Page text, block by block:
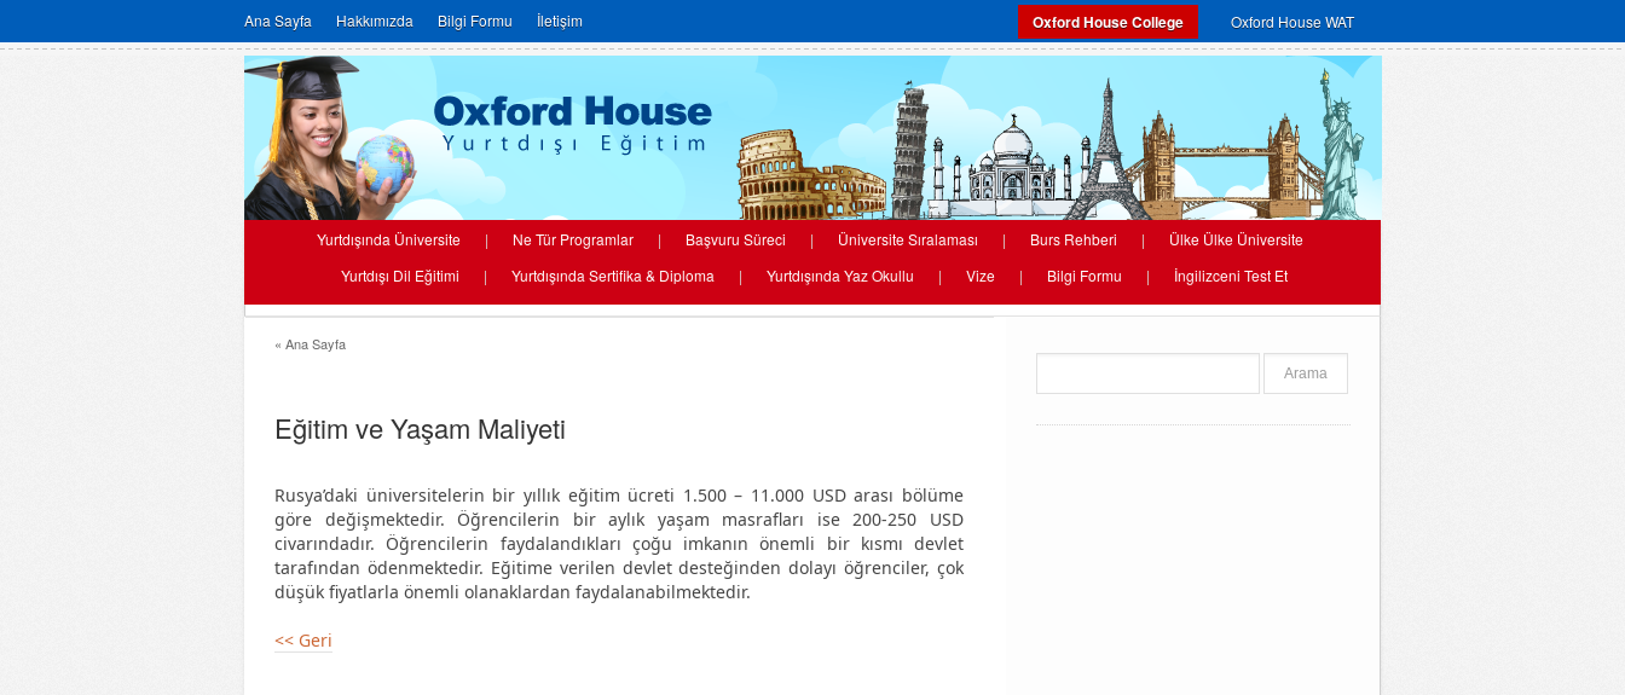
Ana Sayfa Hakkımızda Bilgi Formu İletişim Oxford House College Oxford House WAT
Yurtdışında Üniversite | Ne Tür Programlar | Başvuru Süreci | Üniversite Sıralaması | Burs Rehberi |
Ülke Ülke Üniversite
Yurtdışı Dil Eğitimi
| Yurtdışında Sertifika & Diploma | Yurtdışında Yaz Okullu | Vize | Bilgi Formu | İngilizceni Test Et
« Ana Sayfa
Eğitim ve Yaşam Maliyeti
Rusya’daki üniversitelerin bir yıllık eğitim ücreti 1.500 – 11.000 USD arası bölüme
göre değişmektedir. Öğrencilerin bir aylık yaşam masrafları ise 200-250 USD
civarındadır. Öğrencilerin faydalandıkları çoğu imkanın önemli bir kısmı devlet
tarafından ödenmektedir. Eğitime verilen devlet desteğinden dolayı öğrenciler, çok
düşük fiyatlarla önemli olanaklardan faydalanabilmektedir.
<< Geri